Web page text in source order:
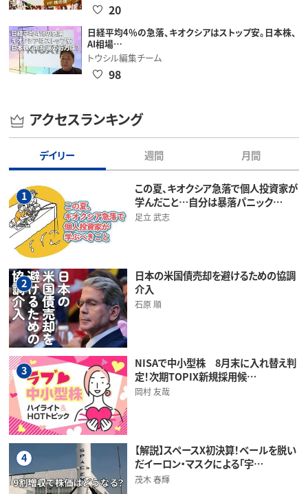
20
日経平均4％の急落、キオクシアはストップ安。日本株、
AI相場…
トウシル編集チーム
98
アクセスランキング
デイリー 週間 月間
1
この夏、キオクシア急落で個人投資家が
学んだこと…自分は暴落パニック…
足立 武志
2
日本の米国債売却を避けるための協調
介入
石原 順
3
NISAで中小型株 8月末に入れ替え判
定！次期TOPIX新規採用候…
岡村 友哉
4
【解説】スペースX初決算！ベールを脱い
だイーロン・マスクによる「宇…
茂木 春輝